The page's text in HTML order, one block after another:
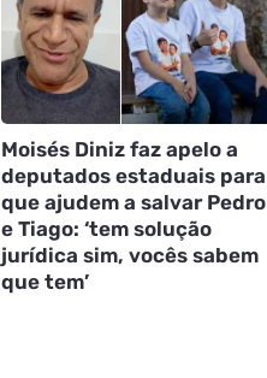
Moisés Diniz faz apelo a
deputados estaduais para
que ajudem a salvar Pedro
e Tiago: ‘tem solução
jurídica sim, vocês sabem
que tem’